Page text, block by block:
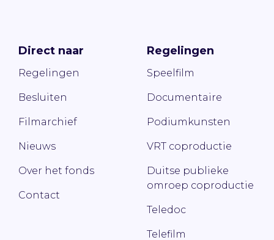
Direct naar
Regelingen
Besluiten
Filmarchief
Nieuws
Over het fonds
Contact
Regelingen
Speelfilm
Documentaire
Podiumkunsten
VRT coproductie
Duitse publieke
omroep coproductie
Teledoc
Telefilm